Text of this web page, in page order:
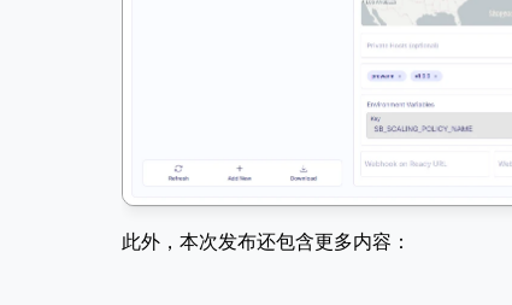
此外，本次发布还包含更多内容：